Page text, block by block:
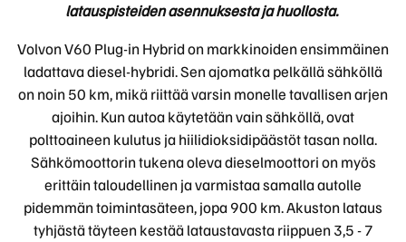
latauspisteiden asennuksesta ja huollosta.
Volvon V60 Plug-in Hybrid on markkinoiden ensimmäinen
ladattava diesel-hybridi. Sen ajomatka pelkällä sähköllä
on noin 50 km, mikä riittää varsin monelle tavallisen arjen
ajoihin. Kun autoa käytetään vain sähköllä, ovat
polttoaineen kulutus ja hiilidioksidipäästöt tasan nolla.
Sähkömoottorin tukena oleva dieselmoottori on myös
erittäin taloudellinen ja varmistaa samalla autolle
pidemmän toimintasäteen, jopa 900 km. Akuston lataus
tyhjästä täyteen kestää lataustavasta riippuen 3,5 - 7